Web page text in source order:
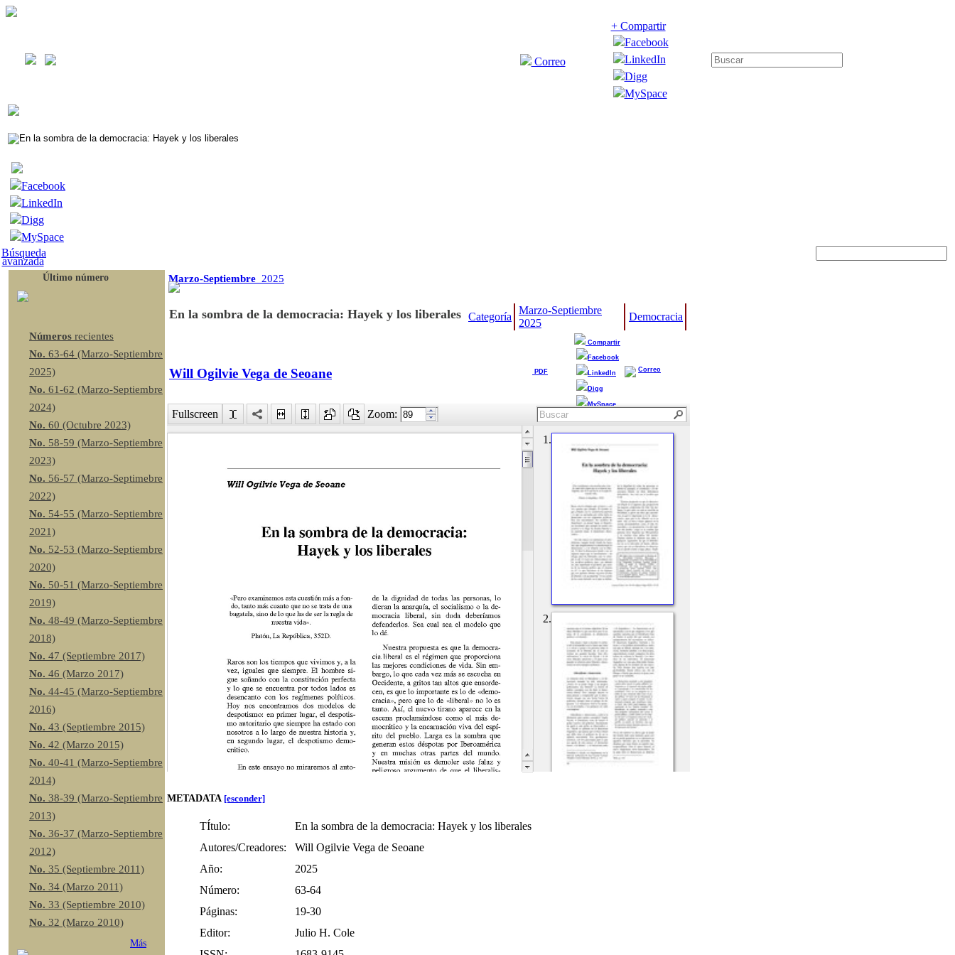
Correo
+ Compartir
Facebook
LinkedIn
Digg
MySpace
Facebook
LinkedIn
Digg
MySpace
Búsqueda
avanzada
Último número
Números recientes
No. 63-64 (Marzo-Septiembre
2025)
No. 61-62 (Marzo-Septiembre
2024)
No. 60 (Octubre 2023)
No. 58-59 (Marzo-Septiembre
2023)
No. 56-57 (Marzo-Septimebre
2022)
No. 54-55 (Marzo-Septiembre
2021)
No. 52-53 (Marzo-Septiembre
2020)
No. 50-51 (Marzo-Septiembre
2019)
No. 48-49 (Marzo-Septiembre
2018)
No. 47 (Septiembre 2017)
No. 46 (Marzo 2017)
No. 44-45 (Marzo-Septiembre
2016)
No. 43 (Septiembre 2015)
No. 42 (Marzo 2015)
No. 40-41 (Marzo-Septiembre
2014)
No. 38-39 (Marzo-Septiembre
2013)
No. 36-37 (Marzo-Septiembre
2012)
No. 35 (Septiembre 2011)
No. 34 (Marzo 2011)
No. 33 (Septiembre 2010)
No. 32 (Marzo 2010)
Más
Marzo-Septiembre 2025
En la sombra de la democracia: Hayek y los liberales Categoría
Marzo-Septiembre
2025
Democracia
Will Ogilvie Vega de Seoane PDF
Compartir
Facebook
LinkedIn
Digg
MySpace
Correo
Fullscreen Zoom:
1.
2.
METADATA [esconder]
TÍtulo:
En la sombra de la democracia: Hayek y los liberales
Autores/Creadores:
Will Ogilvie Vega de Seoane
Año:
2025
Número:
63-64
Páginas:
19-30
Editor:
Julio H. Cole